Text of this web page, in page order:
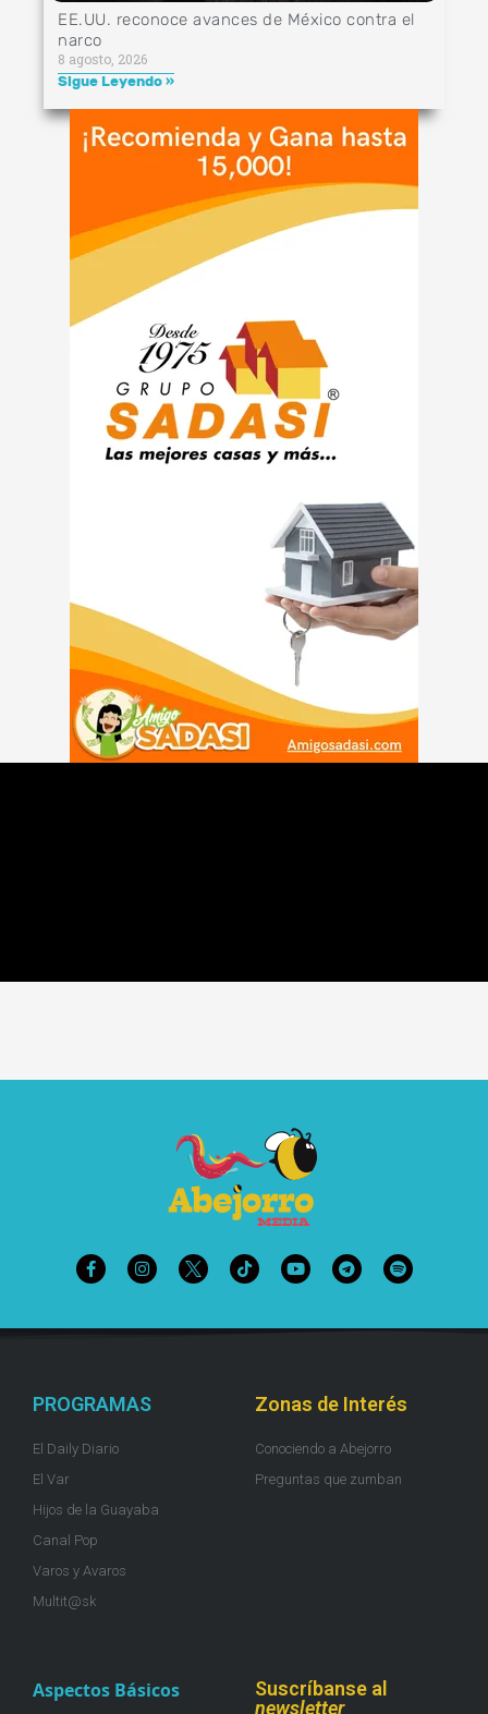
EE.UU. reconoce avances de México contra el
narco
8 agosto, 2026
Sigue Leyendo »
PROGRAMAS
El Daily Diario
El Var
Hijos de la Guayaba
Canal Pop
Varos y Avaros
Multit@sk
Zonas de Interés
Conociendo a Abejorro
Preguntas que zumban
Aspectos Básicos
Suscríbanse al
newsletter